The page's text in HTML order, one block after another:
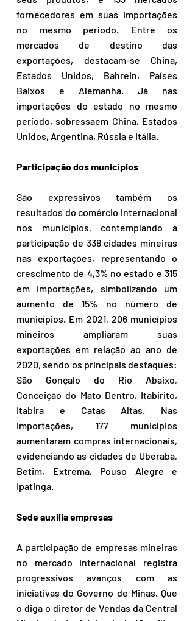
fornecedores em suas importações
no mesmo período. Entre os
mercados de destino das
exportações, destacam-se China,
Estados Unidos, Bahrein, Países
Baixos e Alemanha. Já nas
importações do estado no mesmo
período, sobressaem China, Estados
Unidos, Argentina, Rússia e Itália.
Participação dos municípios
São expressivos também os
resultados do comércio internacional
nos municípios, contemplando a
participação de 338 cidades mineiras
nas exportações, representando o
crescimento de 4,3% no estado e 315
em importações, simbolizando um
aumento de 15% no número de
municípios. Em 2021, 206 municípios
mineiros ampliaram suas
exportações em relação ao ano de
2020, sendo os principais destaques:
São Gonçalo do Rio Abaixo,
Conceição do Mato Dentro, Itabirito,
Itabira e Catas Altas. Nas
importações, 177 municípios
aumentaram compras internacionais,
evidenciando as cidades de Uberaba,
Betim, Extrema, Pouso Alegre e
Ipatinga.
Sede auxilia empresas
A participação de empresas mineiras
no mercado internacional registra
progressivos avanços com as
iniciativas do Governo de Minas. Que
o diga o diretor de Vendas da Central